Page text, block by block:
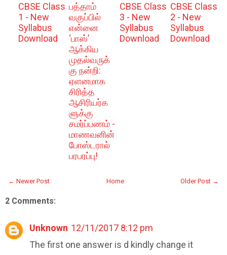
CBSE Class
1 - New
Syllabus
Download
பத்தாம்
வகுப்பில்
என்னை
‘பாஸ்’
ஆக்கிய
முதல்வருக்
கு நன்றி:
ஏளனமாக
சிரித்த
ஆசிரியர்க
ளுக்கு
சமர்ப்பணம் -
மாணவனின்
போஸ்டரால்
பரபரப்பு!
CBSE Class
3 - New
Syllabus
Download
CBSE Class
2 - New
Syllabus
Download
← Newer Post Older Post →
Home
2 Comments:
Unknown 12/11/2017 8:12 pm
The first one answer is d kindly change it